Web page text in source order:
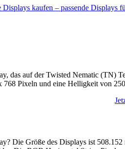
Displays kaufen – passende Displays
das auf der Twisted Nematic (TN)
Pixeln und eine Helligkeit von
Die Größe des Displays ist